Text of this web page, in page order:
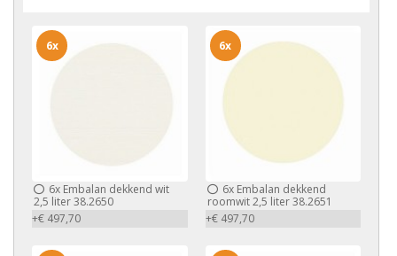
6x Embalan dekkend wit
2,5 liter 38.2650
+€ 497,70
6x
6xEmbalan dekkend
roomwit 2,5 liter 38.2651
+€ 497,70
6x